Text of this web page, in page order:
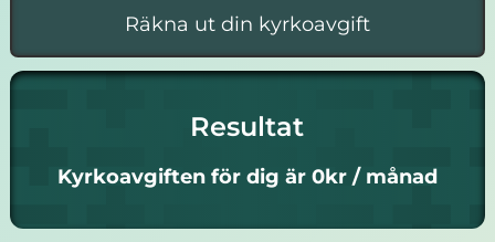
Resultat
Kyrkoavgiften för dig är 0kr / månad